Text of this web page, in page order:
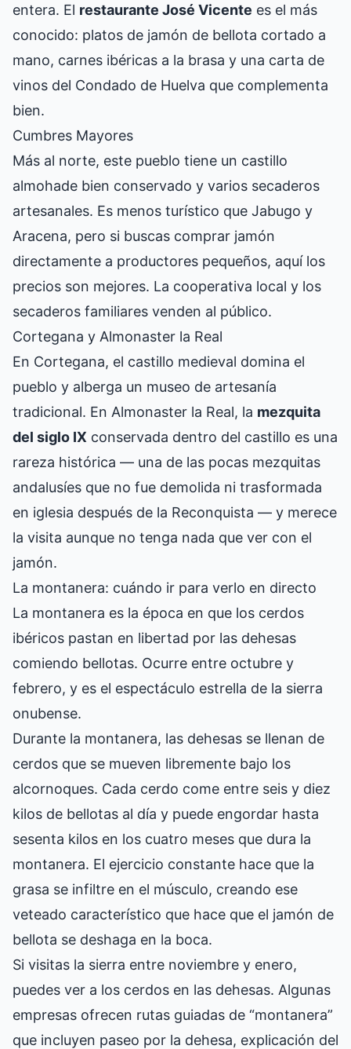
entera. El restaurante José Vicente es el más
conocido: platos de jamón de bellota cortado a
mano, carnes ibéricas a la brasa y una carta de
vinos del Condado de Huelva que complementa
bien.
Cumbres Mayores
Más al norte, este pueblo tiene un castillo
almohade bien conservado y varios secaderos
artesanales. Es menos turístico que Jabugo y
Aracena, pero si buscas comprar jamón
directamente a productores pequeños, aquí los
precios son mejores. La cooperativa local y los
secaderos familiares venden al público.
Cortegana y Almonaster la Real
En Cortegana, el castillo medieval domina el
pueblo y alberga un museo de artesanía
tradicional. En Almonaster la Real, la mezquita
del siglo IX conservada dentro del castillo es una
rareza histórica — una de las pocas mezquitas
andalusíes que no fue demolida ni trasformada
en iglesia después de la Reconquista — y merece
la visita aunque no tenga nada que ver con el
jamón.
La montanera: cuándo ir para verlo en directo
La montanera es la época en que los cerdos
ibéricos pastan en libertad por las dehesas
comiendo bellotas. Ocurre entre octubre y
febrero, y es el espectáculo estrella de la sierra
onubense.
Durante la montanera, las dehesas se llenan de
cerdos que se mueven libremente bajo los
alcornoques. Cada cerdo come entre seis y diez
kilos de bellotas al día y puede engordar hasta
sesenta kilos en los cuatro meses que dura la
montanera. El ejercicio constante hace que la
grasa se infiltre en el músculo, creando ese
veteado característico que hace que el jamón de
bellota se deshaga en la boca.
Si visitas la sierra entre noviembre y enero,
puedes ver a los cerdos en las dehesas. Algunas
empresas ofrecen rutas guiadas de “montanera”
que incluyen paseo por la dehesa, explicación del